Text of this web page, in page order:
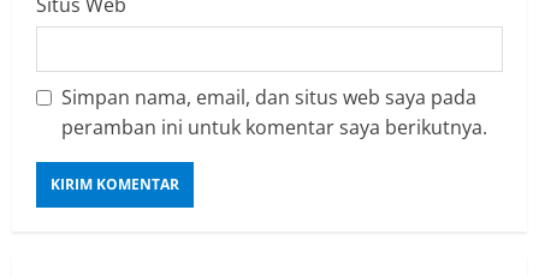
Simpan nama, email, dan situs web saya pada
peramban ini untuk komentar saya berikutnya.